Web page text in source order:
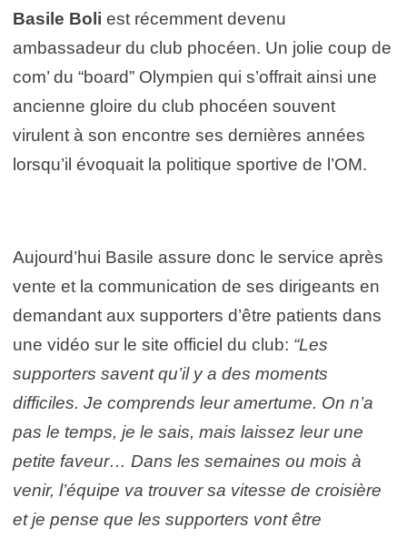
Basile Boli est récemment devenu
ambassadeur du club phocéen. Un jolie coup de
com’ du “board” Olympien qui s’offrait ainsi une
ancienne gloire du club phocéen souvent
virulent à son encontre ses dernières années
lorsqu’il évoquait la politique sportive de l’OM.
Aujourd’hui Basile assure donc le service après
vente et la communication de ses dirigeants en
demandant aux supporters d’être patients dans
une vidéo sur le site officiel du club: “Les
supporters savent qu’il y a des moments
difficiles. Je comprends leur amertume. On n’a
pas le temps, je le sais, mais laissez leur une
petite faveur… Dans les semaines ou mois à
venir, l’équipe va trouver sa vitesse de croisière
et je pense que les supporters vont être